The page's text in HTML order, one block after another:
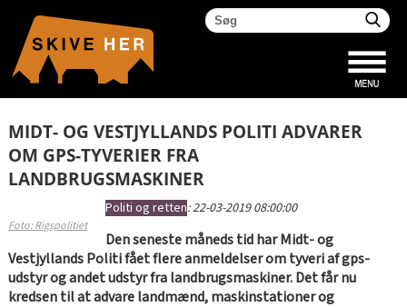
MIDT- OG VESTJYLLANDS POLITI ADVARER
OM GPS-TYVERIER FRA
LANDBRUGSMASKINER
Foto: Rigspolitiet
Politi og retten:22-03-2019 08:00:00
Den seneste måneds tid har Midt- og
Vestjyllands Politi fået flere anmeldelser om tyveri af gps-
udstyr og andet udstyr fra landbrugsmaskiner. Det får nu
kredsen til at advare landmænd, maskinstationer og